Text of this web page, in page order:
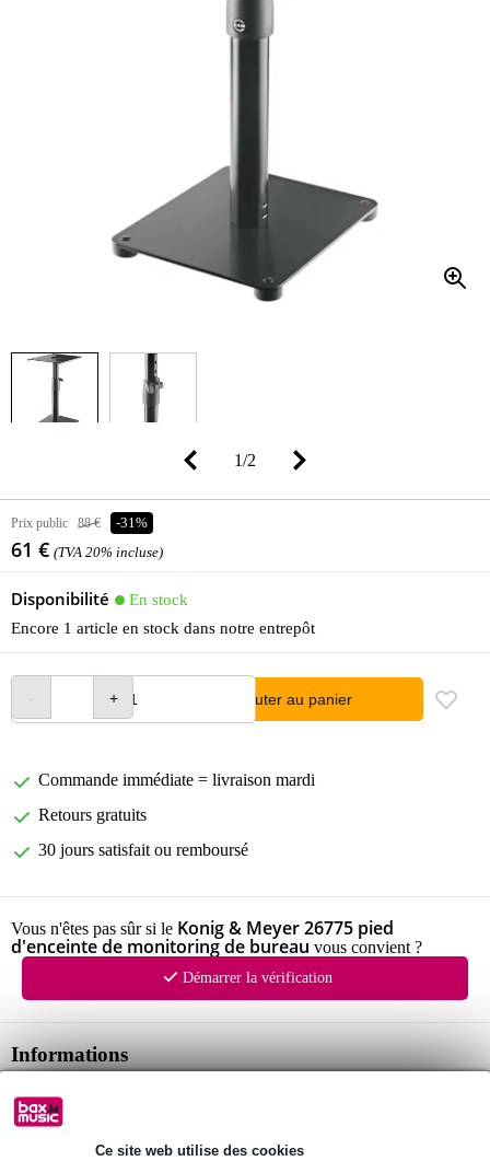
Ce site web utilise des cookies
1/2
Prix public 88 € -31%
61 € (TVA 20% incluse)
Disponibilité
En stock
Encore 1 article en stock dans notre entrepôt
Ajouter au panier
Commande immédiate = livraison mardi
Retours gratuits
30 jours satisfait ou remboursé
Vous n'êtes pas sûr si le Konig & Meyer 26775 pied
d'enceinte de monitoring de bureau vous convient ?
Démarrer la vérification
Informations
support de moniteur de studio
matériau : acier
dimensions de la base : 250 x 210 mm